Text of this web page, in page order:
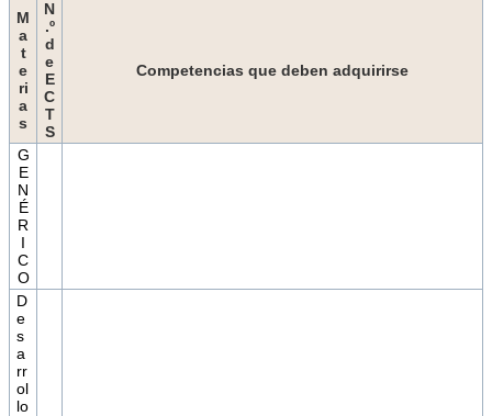
M
a
t
e
ri
a
s
N
.º
d
e
E
C
T
S
Competencias que deben adquirirse
G
E
N
É
R
I
C
O
D
e
s
a
rr
ol
lo